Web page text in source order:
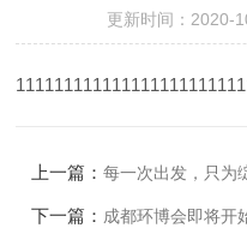
更新时间：
上一篇：每一次出发，只为
下一篇： 成都环博会即将开